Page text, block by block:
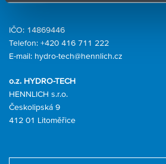
o.z. HYDRO-TECH
HENNLICH s.r.o.
Českolipská 9
412 01 Litoměřice
IČO: 14869446
Telefon: +420 416 711 222
E-mail: hydro-tech@hennlich.cz